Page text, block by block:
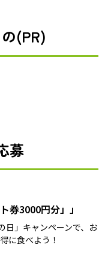
(PR)
募
券3000円分」」
日」キャンペーンで、お
に食べよう！